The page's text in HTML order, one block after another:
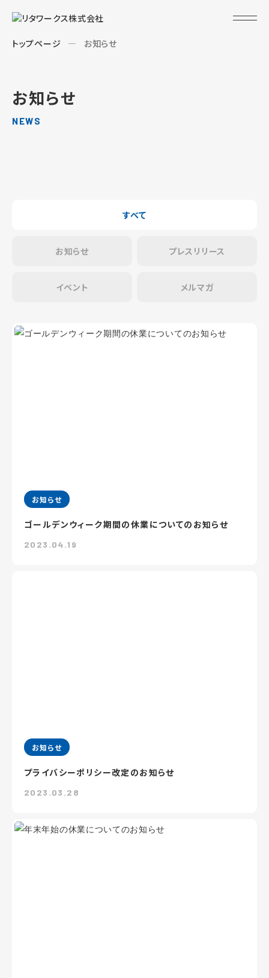
トップページ お知らせ
お知らせ
NEWS
すべて
お知らせ プレスリリース
イベント メルマガ
お知らせ
ゴールデンウィーク期間の休業についてのお知らせ
2023.04.19
お知らせ
プライバシーポリシー改定のお知らせ
2023.03.28